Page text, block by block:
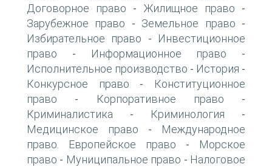
Договорное право - Жилищное право -
Зарубежное право - Земельное право -
Избирательное право -
Инвестиционное
право - Информационное право -
Исполнительное производство - История -
Конкурсное право -
Конституционное
право - Корпоративное право -
Криминалистика - Криминология -
Медицинское право -
Международное
право. Европейское право -
Морское
право - Муниципальное право - Налоговое